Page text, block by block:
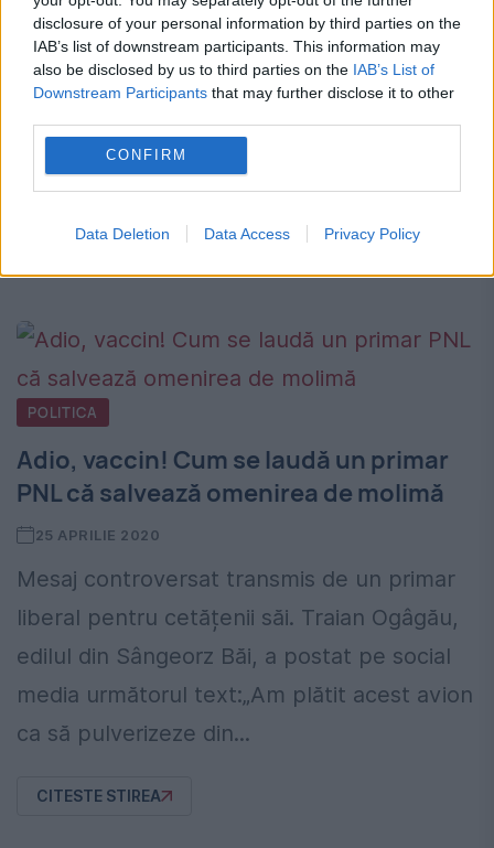
disclosure of your personal information by third parties on the
IAB’s list of downstream participants. This information may
also be disclosed by us to third parties on the IAB’s List of
Downstream Participants that may further disclose it to other
CONFIRM
Data Deletion Data Access Privacy Policy
Între George Burcea și Andreea Bălan
lucrurile încă nu sunt pe deplin lămurite. De
târcoale casei artistei. Burcea conduce o
simplă dubă...
POLITICA
Adio, vaccin! Cum se laudă un primar
PNL că salvează omenirea de molimă
25 APRILIE 2020
Mesaj controversat transmis de un primar
liberal pentru cetățenii săi. Traian Ogâgău,
edilul din Sângeorz Băi, a postat pe social
media următorul text:„Am plătit acest avion
ca să pulverizeze din...
CITESTE STIREA